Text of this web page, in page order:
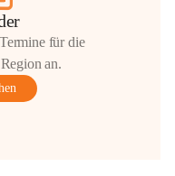
für die
an.